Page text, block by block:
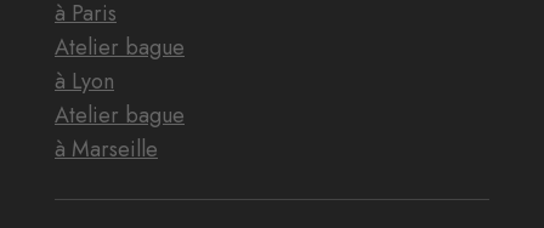
à Paris
Atelier bague
à Lyon
Atelier bague
à Marseille